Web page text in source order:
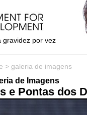
gravidez por vez
> galeria de imagens
de Imagens
e Pontas dos